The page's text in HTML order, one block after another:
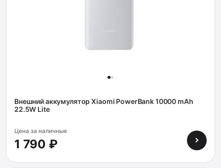
Внешний аккумулятор Xiaomi PowerBank 10000 mAh
22.5W Lite
Цена за наличные
1 790 ₽